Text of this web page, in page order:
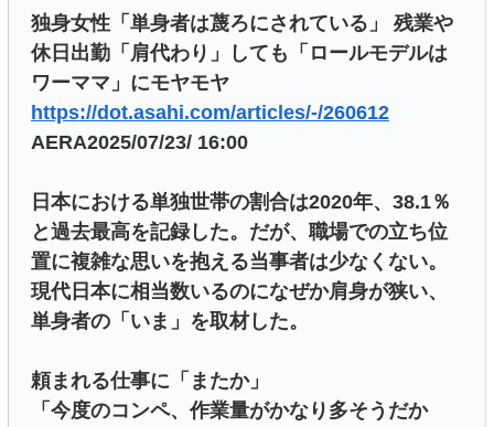
独身女性「単身者は蔑ろにされている」 残業や
休日出勤「肩代わり」しても「ロールモデルは
ワーママ」にモヤモヤ
https://dot.asahi.com/articles/-/260612
AERA2025/07/23/ 16:00
日本における単独世帯の割合は2020年、38.1％
と過去最高を記録した。だが、職場での立ち位
置に複雑な思いを抱える当事者は少なくない。
現代日本に相当数いるのになぜか肩身が狭い、
単身者の「いま」を取材した。
頼まれる仕事に「またか」
「今度のコンペ、作業量がかなり多そうだか